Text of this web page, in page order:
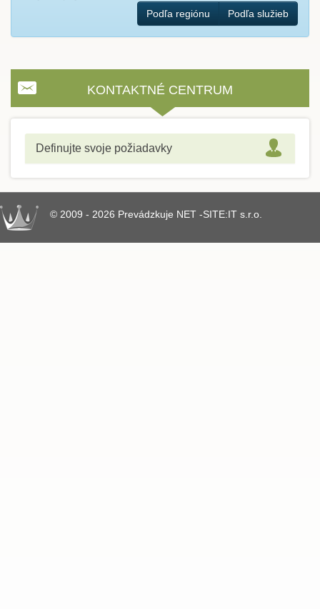
Podľa regiónu
Podľa služieb
KONTAKTNÉ CENTRUM
Definujte svoje požiadavky
© 2009 - 2026 Prevádzkuje NET -SITE:IT s.r.o.